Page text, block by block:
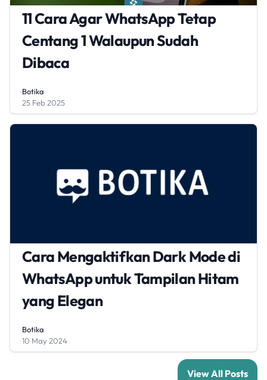
11 Cara Agar WhatsApp Tetap
Centang 1 Walaupun Sudah
Dibaca
Botika
25 Feb 2025
Cara Mengaktifkan Dark Mode di
WhatsApp untuk Tampilan Hitam
yang Elegan
Botika
10 May 2024
View All Posts